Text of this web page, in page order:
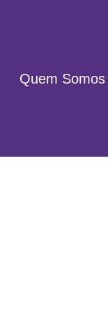
Quem Somos